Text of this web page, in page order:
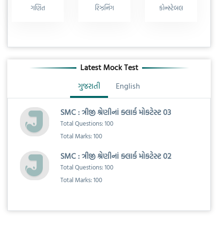
ગણિત રિઝનિંગ
કોન્સ્ટેબલ
Latest Mock Test
ગુજરાતી
English
SMC : ત્રીજી શ્રેણીનાં ક્લાર્ક મોકટેસ્ટ 03
Total Questions: 100
Total Marks: 100
SMC : ત્રીજી શ્રેણીનાં ક્લાર્ક મોકટેસ્ટ 02
Total Questions: 100
Total Marks: 100